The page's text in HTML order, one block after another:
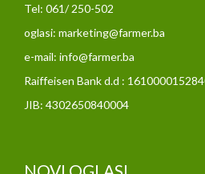
Tel: 061/ 250-502
oglasi: marketing@farmer.ba
e-mail: info@farmer.ba
Raiffeisen Bank d.d :
JIB: 4302650840004